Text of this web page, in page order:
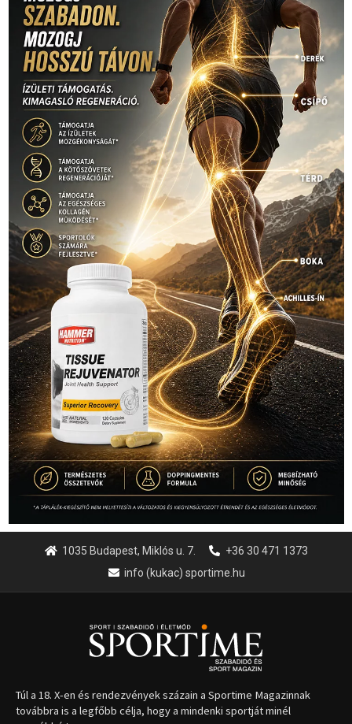
1035 Budapest, Miklós u. 7.
+36 30 471 1373
info (kukac) sportime.hu
Túl a 18. X-en és rendezvények százain a Sportime Magazinnak
továbbra is a legfőbb célja, hogy a mindenki sportját minél